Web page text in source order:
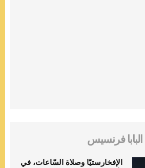
البابا فرنسيس
الإفخارستيّا وصلاة السّاعات، في